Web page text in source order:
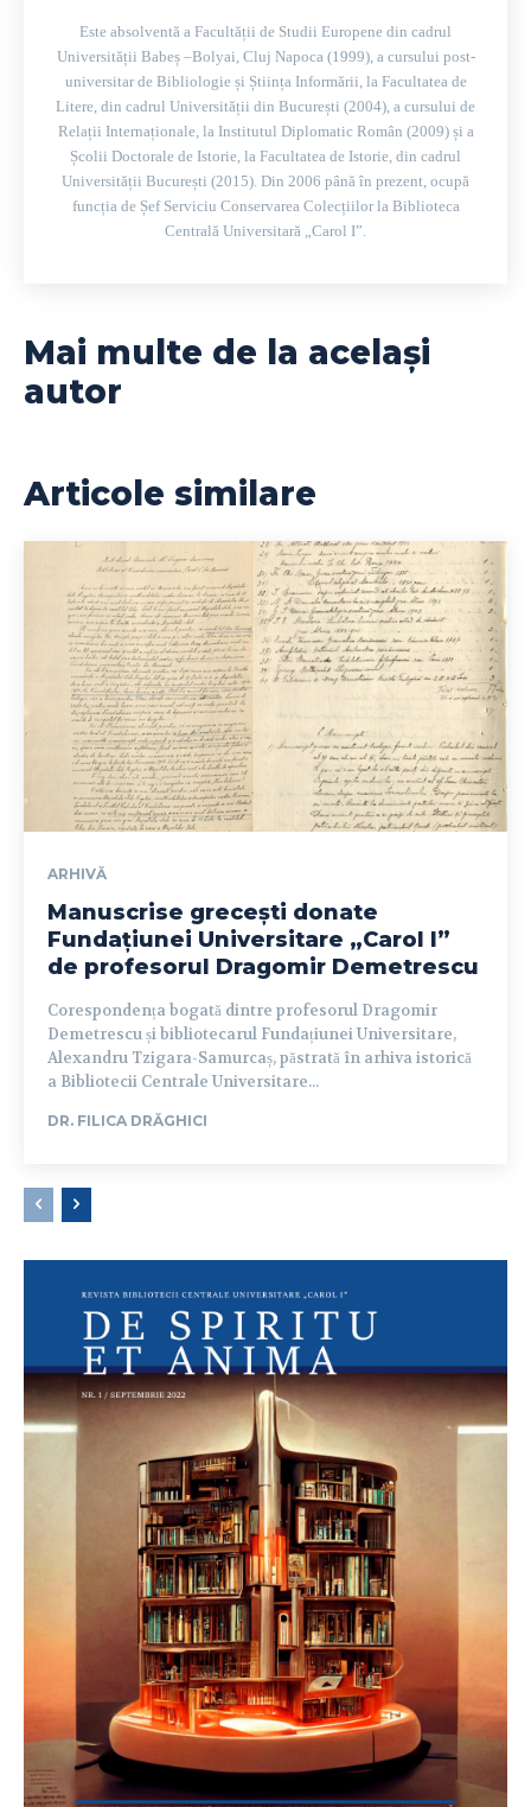
Este absolventă a Facultății de Studii Europene din cadrul
Universității Babeș –Bolyai, Cluj Napoca (1999), a cursului post-
universitar de Bibliologie și Știința Informării, la Facultatea de
Litere, din cadrul Universității din București (2004), a cursului de
Relații Internaționale, la Institutul Diplomatic Român (2009) și a
Școlii Doctorale de Istorie, la Facultatea de Istorie, din cadrul
Universității București (2015). Din 2006 până în prezent, ocupă
funcția de Șef Serviciu Conservarea Colecțiilor la Biblioteca
Centrală Universitară „Carol I”.
Mai multe de la același
autor
Articole similare
ARHIVĂ
Manuscrise grecești donate
Fundațiunei Universitare „Carol I”
de profesorul Dragomir Demetrescu
Corespondența bogată dintre profesorul Dragomir
Demetrescu și bibliotecarul Fundațiunei Universitare,
Alexandru Tzigara-Samurcaș, păstrată în arhiva istorică
a Bibliotecii Centrale Universitare...
DR. FILICA DRĂGHICI